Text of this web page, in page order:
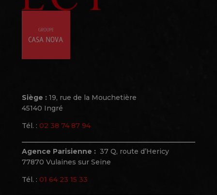
Siège : 19, rue de la Mouchetière
45140 Ingré
Tél. : 02 38 74 87 94
Agence Parisienne : 37 Q, route d’Hericy
77870 Vulaines sur Seine
Tél. : 01 64 23 15 33